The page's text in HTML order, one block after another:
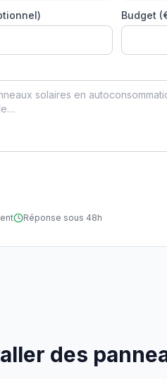
Budget
Réponse sous 48h
des